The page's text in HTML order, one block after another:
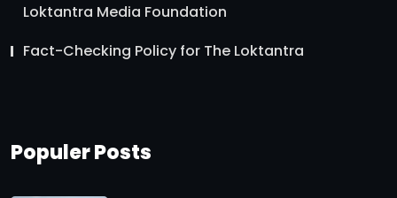
Loktantra Media Foundation
Fact-Checking Policy for The Loktantra
Populer Posts